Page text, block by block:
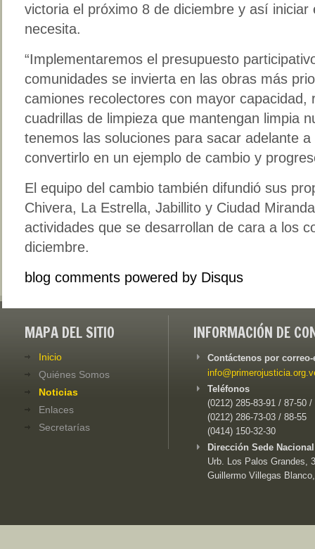
victoria el próximo 8 de diciembre y así iniciar
necesita.
“Implementaremos el presupuesto
comunidades se invierta en las obras más
camiones recolectores con mayor
cuadrillas de limpieza que mantengan limpia
tenemos las soluciones para sacar adelante
convertirlo en un ejemplo de cambio y
El equipo del cambio también difundió sus
Chivera, La Estrella, Jabillito y Ciudad
actividades que se desarrollan de cara a los
diciembre.
blog comments powered by Disqus
MAPA DEL SITIO
Inicio
Quiénes Somos
Noticias
Enlaces
Secretarías
INFORMACIÓN DE
Contáctenos por
Teléfonos
(0212) 285-83-91 / 87-50 /
(0212) 286-73-03 / 88-55
(0414) 150-32-30
Dirección Sede
Urb. Los Palos Grandes,
Guillermo Villegas